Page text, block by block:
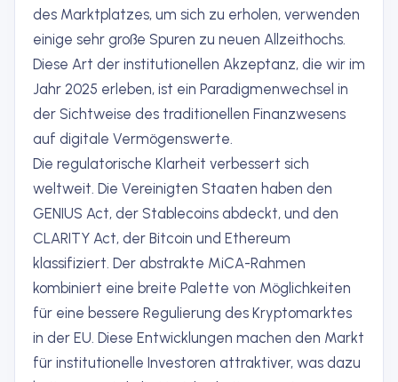
des Marktplatzes, um sich zu erholen, verwenden
einige sehr große Spuren zu neuen Allzeithochs.
Diese Art der institutionellen Akzeptanz, die wir im
Jahr 2025 erleben, ist ein Paradigmenwechsel in
der Sichtweise des traditionellen Finanzwesens
auf digitale Vermögenswerte.
Die regulatorische Klarheit verbessert sich
weltweit. Die Vereinigten Staaten haben den
GENIUS Act, der Stablecoins abdeckt, und den
CLARITY Act, der Bitcoin und Ethereum
klassifiziert. Der abstrakte MiCA-Rahmen
kombiniert eine breite Palette von Möglichkeiten
für eine bessere Regulierung des Kryptomarktes
in der EU. Diese Entwicklungen machen den Markt
für institutionelle Investoren attraktiver, was dazu